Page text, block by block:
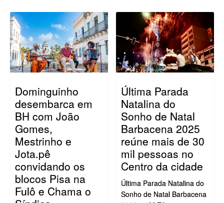
Dominguinho
desembarca em
BH com João
Gomes,
Mestrinho e
Jota.pê
convidando os
blocos Pisa na
Fulô e Chama o
Última Parada
Natalina do
Sonho de Natal
Barbacena 2025
reúne mais de 30
mil pessoas no
Centro da cidade
Última Parada Natalina do
Sonho de Natal Barbacena